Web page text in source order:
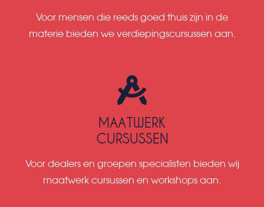
Voor mensen die reeds goed thuis zijn in de
materie bieden we verdiepingscursussen aan.
MAATWERK
CURSUSSEN
Voor dealers en groepen specialisten bieden wij
maatwerk cursussen en workshops aan.